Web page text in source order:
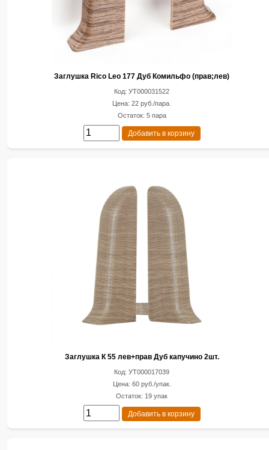
Заглушка Rico Leo 177 Дуб Комильфо (прав;лев)
Код: УТ000031522
Цена: 22 руб./пара.
Остаток: 5 пара
Добавить в корзину
Заглушка К 55 лев+прав Дуб капучино 2шт.
Код: УТ000017039
Цена: 60 руб./упак.
Остаток: 19 упак
Добавить в корзину